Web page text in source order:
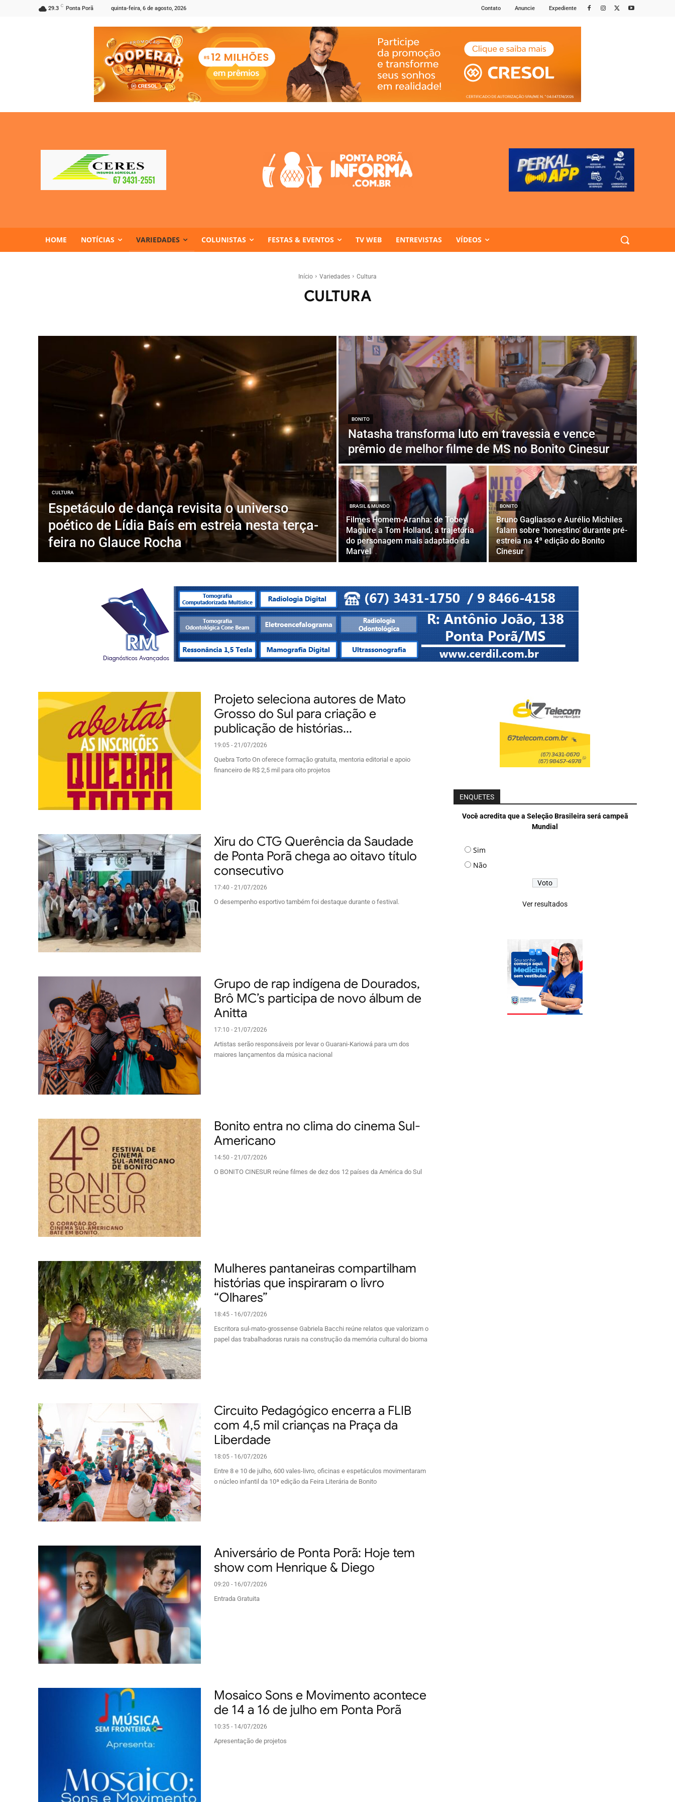
29.3 C Ponta Porã quinta-feira, 6 de agosto, 2026 Contato Anuncie Expediente
HOME NOTÍCIAS VARIEDADES COLUNISTAS FESTAS & EVENTOS TV WEB ENTREVISTAS VÍDEOS
Início Variedades Cultura
CULTURA
CULTURA
Espetáculo de dança revisita o universo
poético de Lídia Baís em estreia nesta terça-
feira no Glauce Rocha
BONITO
Natasha transforma luto em travessia e vence
prêmio de melhor filme de MS no Bonito Cinesur
BRASIL & MUNDO
Filmes Homem-Aranha: de Tobey
Maguire a Tom Holland, a trajetória
do personagem mais adaptado da
Marvel
BONITO
Bruno Gagliasso e Aurélio Michiles
falam sobre ‘honestino’ durante pré-
estreia na 4ª edição do Bonito
Cinesur
Projeto seleciona autores de Mato
Grosso do Sul para criação e
publicação de histórias...
19:05 - 21/07/2026
Quebra Torto On oferece formação gratuita, mentoria editorial e apoio
financeiro de R$ 2,5 mil para oito projetos
Xiru do CTG Querência da Saudade
de Ponta Porã chega ao oitavo título
consecutivo
17:40 - 21/07/2026
O desempenho esportivo também foi destaque durante o festival.
Grupo de rap indígena de Dourados,
Brô MC’s participa de novo álbum de
Anitta
17:10 - 21/07/2026
Artistas serão responsáveis por levar o Guarani-Kariowá para um dos
maiores lançamentos da música nacional
Bonito entra no clima do cinema Sul-
Americano
14:50 - 21/07/2026
O BONITO CINESUR reúne filmes de dez dos 12 países da América do Sul
Mulheres pantaneiras compartilham
histórias que inspiraram o livro
“Olhares”
18:45 - 16/07/2026
Escritora sul-mato-grossense Gabriela Bacchi reúne relatos que valorizam o
papel das trabalhadoras rurais na construção da memória cultural do bioma
Circuito Pedagógico encerra a FLIB
com 4,5 mil crianças na Praça da
Liberdade
18:05 - 16/07/2026
Entre 8 e 10 de julho, 600 vales-livro, oficinas e espetáculos movimentaram
o núcleo infantil da 10ª edição da Feira Literária de Bonito
Aniversário de Ponta Porã: Hoje tem
show com Henrique & Diego
09:20 - 16/07/2026
Entrada Gratuita
Mosaico Sons e Movimento acontece
de 14 a 16 de julho em Ponta Porã
10:35 - 14/07/2026
Apresentação de projetos
ENQUETES
Você acredita que a Seleção Brasileira será campeã
Mundial
Sim
Não
Ver resultados